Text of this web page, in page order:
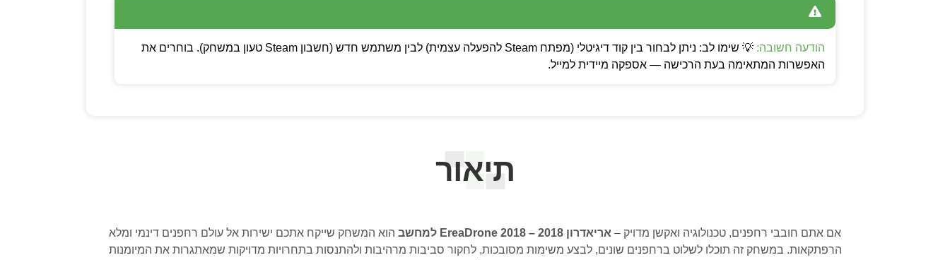
הודעה חשובה:
💡 שימו לב: ניתן לבחור בין קוד דיגיטלי (מפתח Steam להפעלה עצמית) לבין משתמש חדש (חשבון Steam טעון במשחק). בוחרים את
האפשרות המתאימה בעת הרכישה — אספקה מיידית למייל.
תיאור
אם אתם חובבי רחפנים, טכנולוגיה ואקשן מדויק – אריאדרון 2018 – EreaDrone 2018 למחשב
הוא המשחק שייקח אתכם ישירות אל עולם רחפנים דינמי ומלא
הרפתקאות. במשחק זה תוכלו לשלוט ברחפנים שונים, לבצע משימות מסובכות, לחקור סביבות מרהיבות ולהתנסות בתחרויות מדויקות שמאתגרות את המיומנות